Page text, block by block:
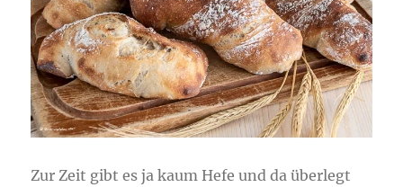
Zur Zeit gibt es ja kaum Hefe und da überlegt